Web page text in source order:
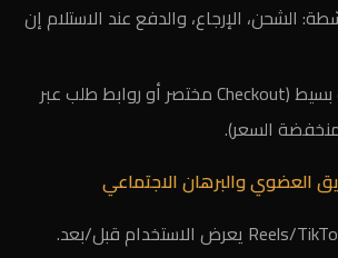
الشحن، الإرجاع، والدفع عند الاستلام إن
أنشئ نموذج طلب بسيط (Checkout مختصر أو روابط طلب عبر
السعر).